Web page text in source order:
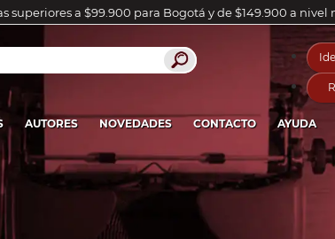
superiores a $99.900 para Bogotá y de $149.900 a nivel
AUTORES NOVEDADES CONTACTO AYUDA